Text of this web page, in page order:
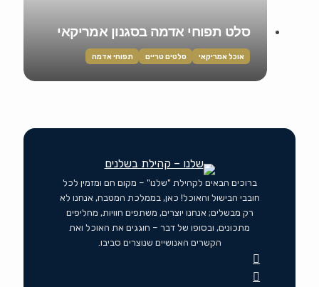
סלט תפוחי אדמה בסגנון אמריקאי
אוכל אמריקאי סלטים טריים תפוחי אדמה
ברוכים הבאים לקהילת "שלנו" – מקום חם ומזמין לכל
חובבי הבישול והאוכל! כאן, בממלכת המטבח, אנחנו לא
רק מבשלים; אנחנו יוצרים, משתפים חוויות, מחליפים
מתכונים, ובסופו של דבר – חוגגים את האוכל ואת
הקשרים האנושיים שנוצרים סביבו.